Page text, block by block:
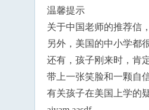
温馨提示
关于中国老师的推荐信
另外，美国的中小学都
还有，孩子刚来时，肯
带上一张笑脸和一颗自
有关孩子在美国上学的